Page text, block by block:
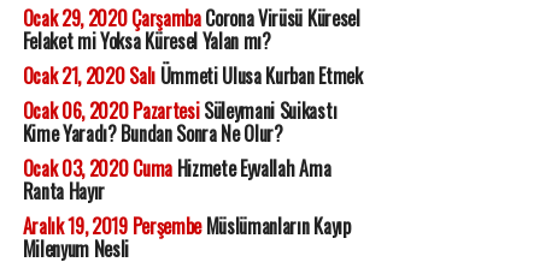
Ocak 29, 2020 ÇarşambaCorona Virüsü Küresel
Felaket mi Yoksa Küresel Yalan mı?
Ocak 21, 2020 SalıÜmmeti Ulusa Kurban Etmek
Ocak 06, 2020 PazartesiSüleymani Suikastı
Kime Yaradı? Bundan Sonra Ne Olur?
Ocak 03, 2020 CumaHizmete Eyvallah Ama
Ranta Hayır
Aralık 19, 2019 PerşembeMüslümanların Kayıp
Milenyum Nesli